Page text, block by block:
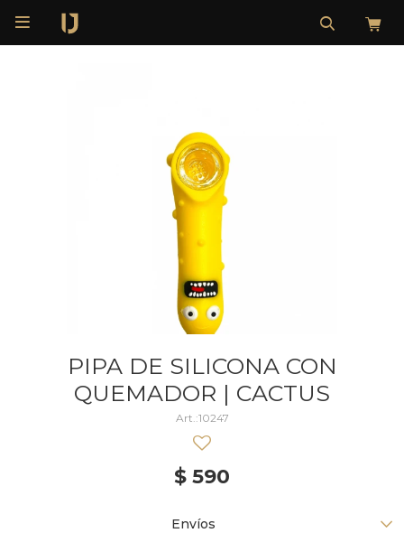

PIPA DE SILICONA CON
QUEMADOR | CACTUS
10247
$ 590
Envíos